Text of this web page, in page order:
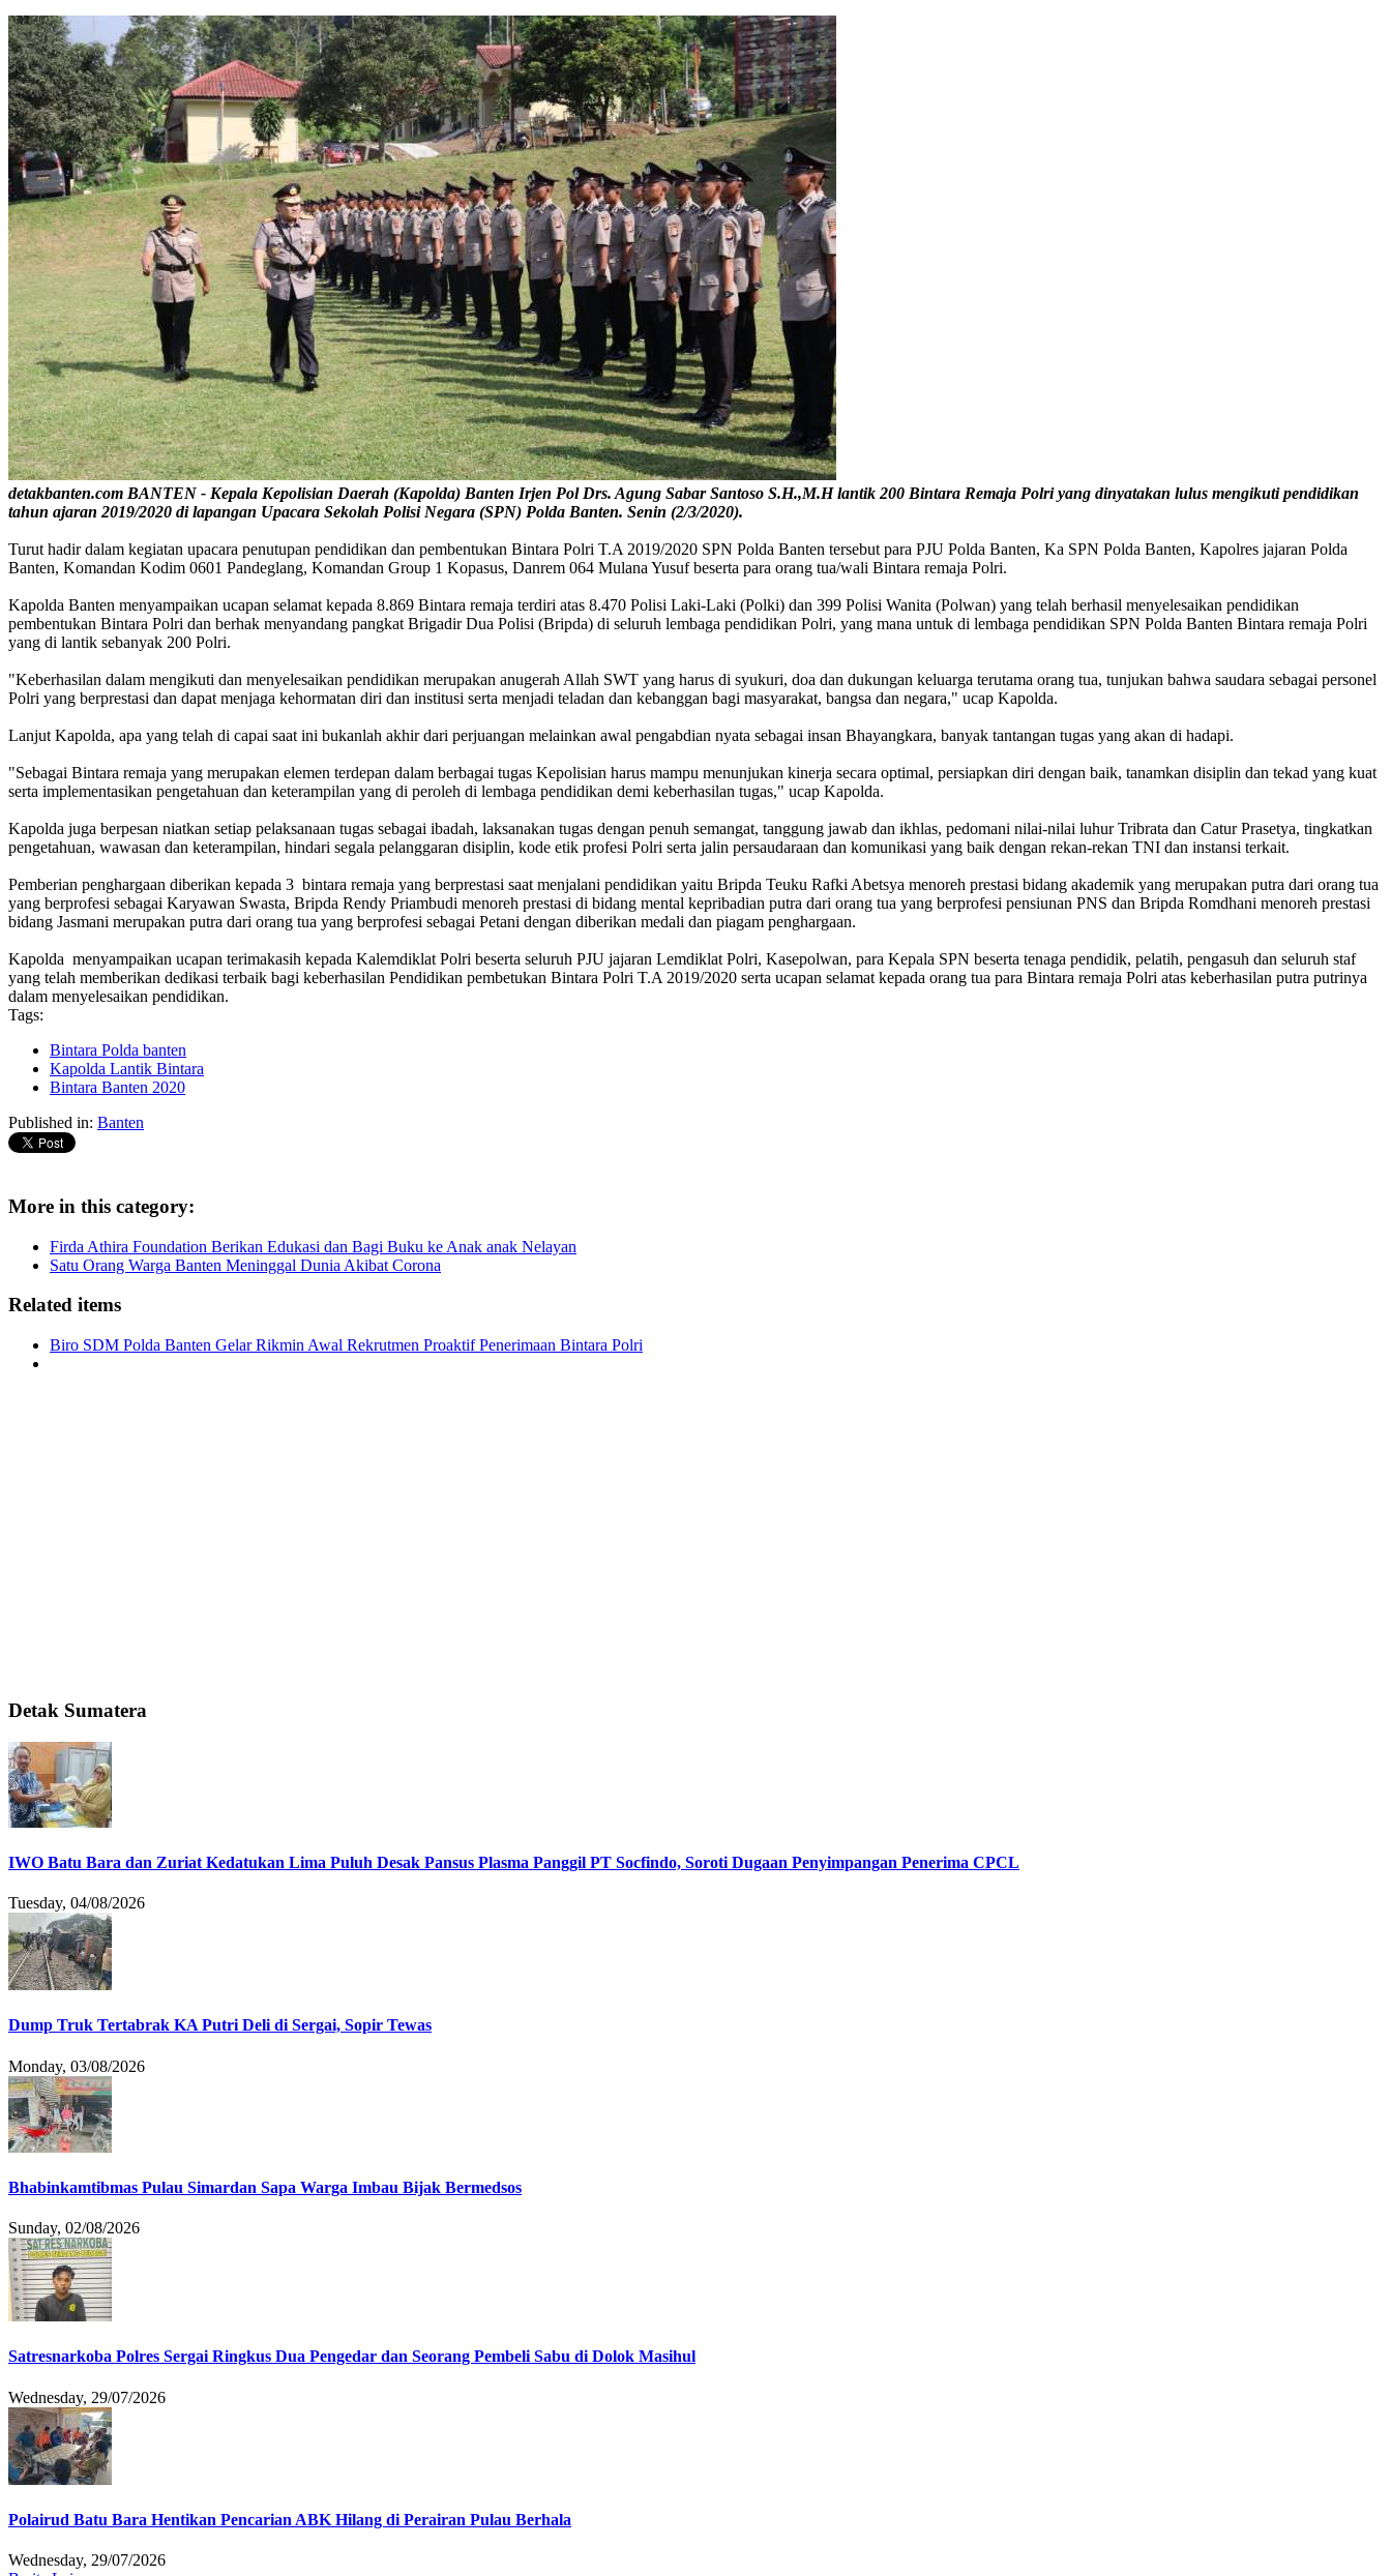
detakbanten.com BANTEN - Kepala Kepolisian Daerah (Kapolda) Banten Irjen Pol Drs. Agung Sabar Santoso S.H.,M.H lantik 200 Bintara Remaja Polri yang dinyatakan lulus mengikuti pendidikan
tahun ajaran 2019/2020 di lapangan Upacara Sekolah Polisi Negara (SPN) Polda Banten. Senin (2/3/2020).
Turut hadir dalam kegiatan upacara penutupan pendidikan dan pembentukan Bintara Polri T.A 2019/2020 SPN Polda Banten tersebut para PJU Polda Banten, Ka SPN Polda Banten, Kapolres jajaran Polda
Banten, Komandan Kodim 0601 Pandeglang, Komandan Group 1 Kopasus, Danrem 064 Mulana Yusuf beserta para orang tua/wali Bintara remaja Polri.
Kapolda Banten menyampaikan ucapan selamat kepada 8.869 Bintara remaja terdiri atas 8.470 Polisi Laki-Laki (Polki) dan 399 Polisi Wanita (Polwan) yang telah berhasil menyelesaikan pendidikan
pembentukan Bintara Polri dan berhak menyandang pangkat Brigadir Dua Polisi (Bripda) di seluruh lembaga pendidikan Polri, yang mana untuk di lembaga pendidikan SPN Polda Banten Bintara remaja Polri
yang di lantik sebanyak 200 Polri.
"Keberhasilan dalam mengikuti dan menyelesaikan pendidikan merupakan anugerah Allah SWT yang harus di syukuri, doa dan dukungan keluarga terutama orang tua, tunjukan bahwa saudara sebagai personel
Polri yang berprestasi dan dapat menjaga kehormatan diri dan institusi serta menjadi teladan dan kebanggan bagi masyarakat, bangsa dan negara," ucap Kapolda.
Lanjut Kapolda, apa yang telah di capai saat ini bukanlah akhir dari perjuangan melainkan awal pengabdian nyata sebagai insan Bhayangkara, banyak tantangan tugas yang akan di hadapi.
"Sebagai Bintara remaja yang merupakan elemen terdepan dalam berbagai tugas Kepolisian harus mampu menunjukan kinerja secara optimal, persiapkan diri dengan baik, tanamkan disiplin dan tekad yang kuat
serta implementasikan pengetahuan dan keterampilan yang di peroleh di lembaga pendidikan demi keberhasilan tugas," ucap Kapolda.
Kapolda juga berpesan niatkan setiap pelaksanaan tugas sebagai ibadah, laksanakan tugas dengan penuh semangat, tanggung jawab dan ikhlas, pedomani nilai-nilai luhur Tribrata dan Catur Prasetya, tingkatkan
pengetahuan, wawasan dan keterampilan, hindari segala pelanggaran disiplin, kode etik profesi Polri serta jalin persaudaraan dan komunikasi yang baik dengan rekan-rekan TNI dan instansi terkait.
Pemberian penghargaan diberikan kepada 3 bintara remaja yang berprestasi saat menjalani pendidikan yaitu Bripda Teuku Rafki Abetsya menoreh prestasi bidang akademik yang merupakan putra dari orang tua
yang berprofesi sebagai Karyawan Swasta, Bripda Rendy Priambudi menoreh prestasi di bidang mental kepribadian putra dari orang tua yang berprofesi pensiunan PNS dan Bripda Romdhani menoreh prestasi
bidang Jasmani merupakan putra dari orang tua yang berprofesi sebagai Petani dengan diberikan medali dan piagam penghargaan.
Kapolda menyampaikan ucapan terimakasih kepada Kalemdiklat Polri beserta seluruh PJU jajaran Lemdiklat Polri, Kasepolwan, para Kepala SPN beserta tenaga pendidik, pelatih, pengasuh dan seluruh staf
yang telah memberikan dedikasi terbaik bagi keberhasilan Pendidikan pembetukan Bintara Polri T.A 2019/2020 serta ucapan selamat kepada orang tua para Bintara remaja Polri atas keberhasilan putra putrinya
dalam menyelesaikan pendidikan.
Tags:
Bintara Polda banten
Kapolda Lantik Bintara
Bintara Banten 2020
Published in: Banten
More in this category:
Firda Athira Foundation Berikan Edukasi dan Bagi Buku ke Anak anak Nelayan
Satu Orang Warga Banten Meninggal Dunia Akibat Corona
Related items
Biro SDM Polda Banten Gelar Rikmin Awal Rekrutmen Proaktif Penerimaan Bintara Polri
Detak Sumatera
IWO Batu Bara dan Zuriat Kedatukan Lima Puluh Desak Pansus Plasma Panggil PT Socfindo, Soroti Dugaan Penyimpangan Penerima CPCL
Tuesday, 04/08/2026
Dump Truk Tertabrak KA Putri Deli di Sergai, Sopir Tewas
Monday, 03/08/2026
Bhabinkamtibmas Pulau Simardan Sapa Warga Imbau Bijak Bermedsos
Sunday, 02/08/2026
Satresnarkoba Polres Sergai Ringkus Dua Pengedar dan Seorang Pembeli Sabu di Dolok Masihul
Wednesday, 29/07/2026
Polairud Batu Bara Hentikan Pencarian ABK Hilang di Perairan Pulau Berhala
Wednesday, 29/07/2026